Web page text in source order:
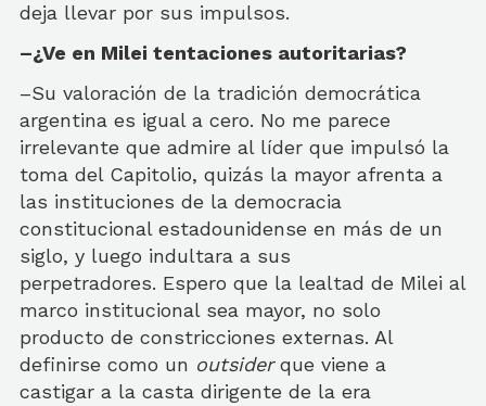
deja llevar por sus impulsos.
–¿Ve en Milei tentaciones autoritarias?
–Su valoración de la tradición democrática
argentina es igual a cero. No me parece
irrelevante que admire al líder que impulsó la
toma del Capitolio, quizás la mayor afrenta a
las instituciones de la democracia
constitucional estadounidense en más de un
siglo, y luego indultara a sus
perpetradores. Espero que la lealtad de Milei al
marco institucional sea mayor, no solo
producto de constricciones externas. Al
definirse como un outsiderque viene a
castigar a la casta dirigente de la era